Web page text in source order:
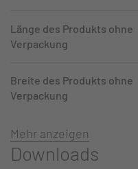
Länge des Produkts ohne
Verpackung
Breite des Produkts ohne
Verpackung
Mehr anzeigen
Downloads